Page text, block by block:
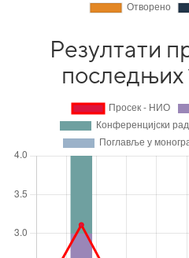
Резултати
последњих